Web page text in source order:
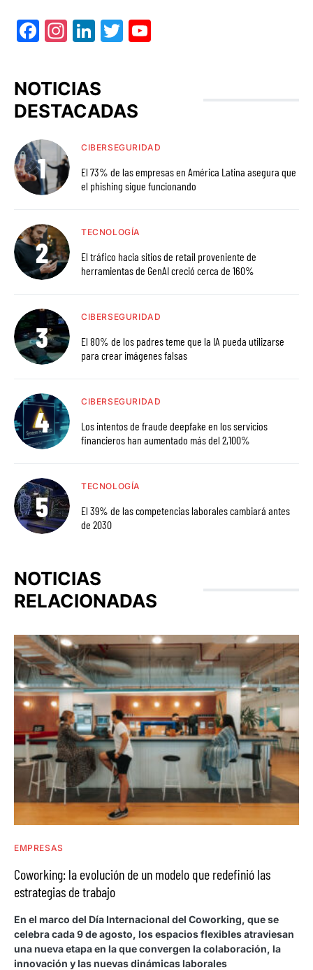
Facebook
Instagram
LinkedIn
Twitter
NOTICIAS
DESTACADAS
CIBERSEGURIDAD
El 73% de las empresas en América Latina asegura que
el phishing sigue funcionando
TECNOLOGÍA
El tráfico hacia sitios de retail proveniente de
herramientas de GenAI creció cerca de 160%
CIBERSEGURIDAD
El 80% de los padres teme que la IA pueda utilizarse
para crear imágenes falsas
CIBERSEGURIDAD
Los intentos de fraude deepfake en los servicios
financieros han aumentado más del 2,100%
TECNOLOGÍA
El 39% de las competencias laborales cambiará antes
de 2030
NOTICIAS
RELACIONADAS
EMPRESAS
Coworking: la evolución de un modelo que redefinió las
estrategias de trabajo
En el marco del Día Internacional del Coworking, que se
celebra cada 9 de agosto, los espacios flexibles atraviesan
una nueva etapa en la que convergen la colaboración, la
innovación y las nuevas dinámicas laborales